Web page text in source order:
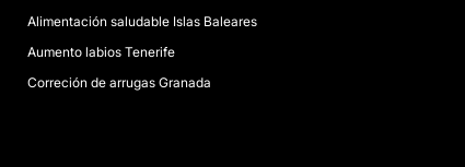
Alimentación saludable Islas Baleares
Aumento labios Tenerife
Correción de arrugas Granada